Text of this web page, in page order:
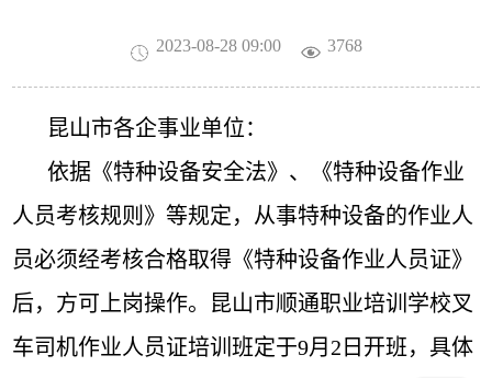
2023-08-28 09:00 3768
昆山市各企事业单位：
依据《特种设备安全法》、《特种设备作业
人员考核规则》等规定，从事特种设备的作业人
员必须经考核合格取得《特种设备作业人员证》
后，方可上岗操作。昆山市顺通职业培训学校叉
车司机作业人员证培训班定于9月2日开班，具体